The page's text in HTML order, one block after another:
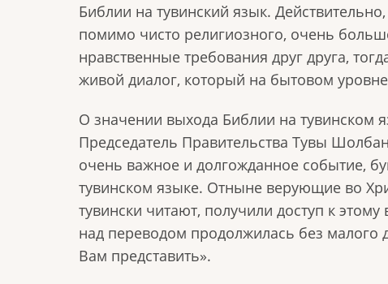
Библии на тувинский язык.
помимо чисто религиозного, очень
нравственные требования друг друга,
живой диалог, который на бытовом
О значении выхода Библии на тувинском
Председатель Правительства Тувы
очень важное и долгожданное событие,
тувинском языке. Отныне верующие во
тувински читают, получили доступ к
над переводом продолжилась без малого
Вам представить».